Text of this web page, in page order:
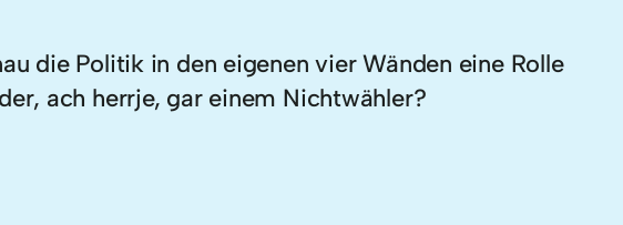
die Politik in den eigenen vier Wänden eine Rolle
ach herrje, gar einem Nichtwähler?